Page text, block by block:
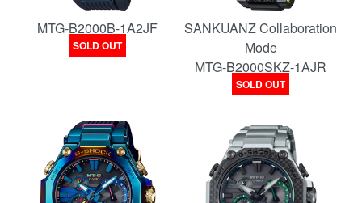
MTG-B2000B-1A2JF
SOLD OUT
SANKUANZ Collaboration
Mode
MTG-B2000SKZ-1AJR
SOLD OUT